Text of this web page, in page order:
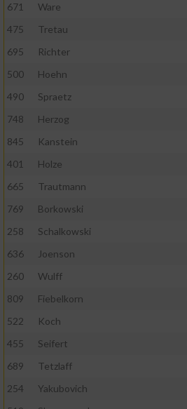
671
Ware
475
Tretau
695
Richter
500
Hoehn
490
Spraetz
748
Herzog
845
Kanstein
401
Holze
665
Trautmann
769
Borkowski
258
Schalkowski
636
Joenson
260
Wulff
809
Fiebelkorn
522
Koch
455
Seifert
689
Tetzlaff
254
Yakubovich